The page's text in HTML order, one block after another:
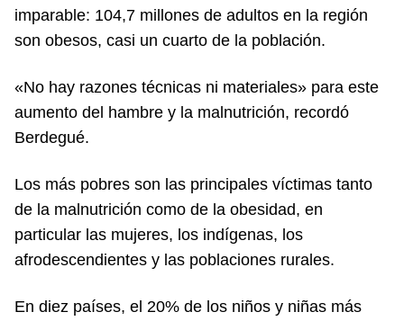
imparable: 104,7 millones de adultos en la región
son obesos, casi un cuarto de la población.
«No hay razones técnicas ni materiales» para este
aumento del hambre y la malnutrición, recordó
Berdegué.
Los más pobres son las principales víctimas tanto
de la malnutrición como de la obesidad, en
particular las mujeres, los indígenas, los
afrodescendientes y las poblaciones rurales.
En diez países, el 20% de los niños y niñas más